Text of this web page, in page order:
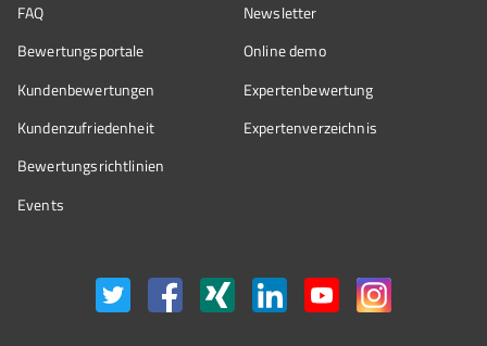
FAQ
Bewertungsportale
Kundenbewertungen
Kundenzufriedenheit
Bewertungs­richtlinien
Events
Newsletter
Online demo
Expertenbewertung
Expertenverzeichnis